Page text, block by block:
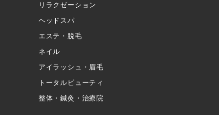
リラクゼーション
ヘッドスパ
エステ・脱毛
ネイル
アイラッシュ・眉毛
トータルビューティ
整体・鍼灸・治療院